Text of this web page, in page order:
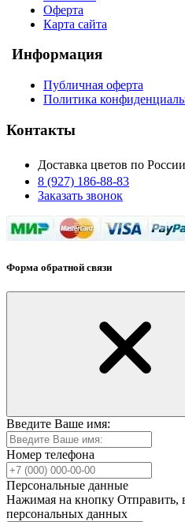
Оферта
Карта сайта
Информация
Публичная оферта
Политика
Контакты
Доставка цветов по России
8 (927) 186-88-83
Заказать звонок
Форма обратной связи
Введите Ваше имя:
Номер телефона
Персональные данные
Нажимая на кнопку Отправить,
персональных данных